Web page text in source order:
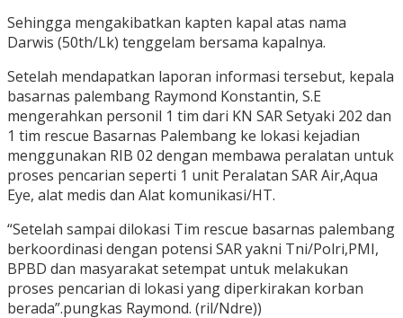
Sehingga mengakibatkan kapten kapal atas nama
Darwis (50th/Lk) tenggelam bersama kapalnya.
Setelah mendapatkan laporan informasi tersebut, kepala
basarnas palembang Raymond Konstantin, S.E
mengerahkan personil 1 tim dari KN SAR Setyaki 202 dan
1 tim rescue Basarnas Palembang ke lokasi kejadian
menggunakan RIB 02 dengan membawa peralatan untuk
proses pencarian seperti 1 unit Peralatan SAR Air,Aqua
Eye, alat medis dan Alat komunikasi/HT.
“Setelah sampai dilokasi Tim rescue basarnas palembang
berkoordinasi dengan potensi SAR yakni Tni/Polri,PMI,
BPBD dan masyarakat setempat untuk melakukan
proses pencarian di lokasi yang diperkirakan korban
berada”.pungkas Raymond. (ril/Ndre))